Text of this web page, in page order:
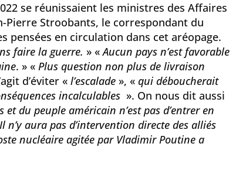
se réunissaient les ministres des Affaires
Pierre Stroobants, le correspondant du
pensées en circulation dans cet aréopage.
faire la guerre. » «Aucun pays n’est favorable
. » « Plus question non plus de livraison
d’éviter « l’escalade», « qui déboucherait
incalculables ». On nous dit aussi
et du peuple américain n’est pas d’entrer en
Il n’y aura pas d’intervention directe des alliés
nucléaire agitée par Vladimir Poutine a